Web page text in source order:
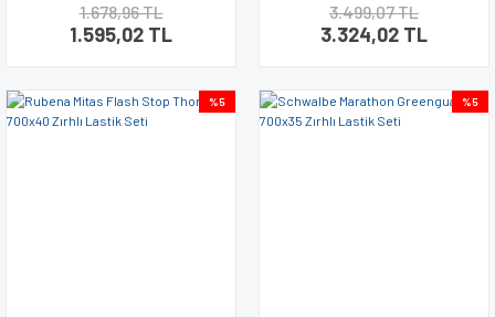
1.678,96 TL
1.595,02 TL
3.499,07 TL
3.324,02 TL
%5 %5